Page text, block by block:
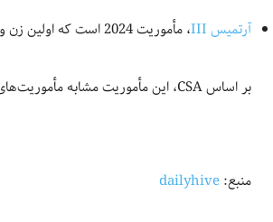
آرتمیس III
، مأموریت 2024 است که اولین زن و مرد بعدی را روی ماه فرود می‌آورد.
بر اساس CSA، این مأموریت مشابه مأموریت‌های آپولو است که بیش از 50 سال پیش انجام شده است.
منبع:dailyhive